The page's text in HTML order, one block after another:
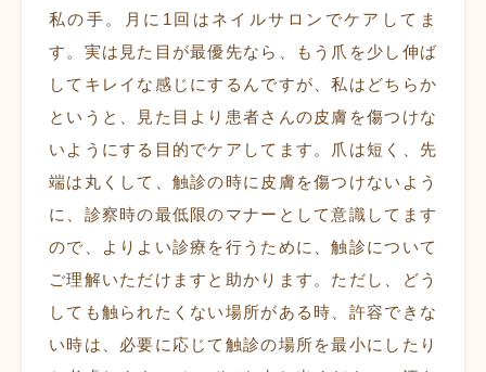
私の手。月に1回はネイルサロンでケアしてま
す。実は見た目が最優先なら、もう爪を少し伸ば
してキレイな感じにするんですが、私はどちらか
というと、見た目より患者さんの皮膚を傷つけな
いようにする目的でケアしてます。爪は短く、先
端は丸くして、触診の時に皮膚を傷つけないよう
に、診察時の最低限のマナーとして意識してます
ので、よりよい診療を行うために、触診について
ご理解いただけますと助かります。ただし、どう
しても触られたくない場所がある時、許容できな
い時は、必要に応じて触診の場所を最小にしたり